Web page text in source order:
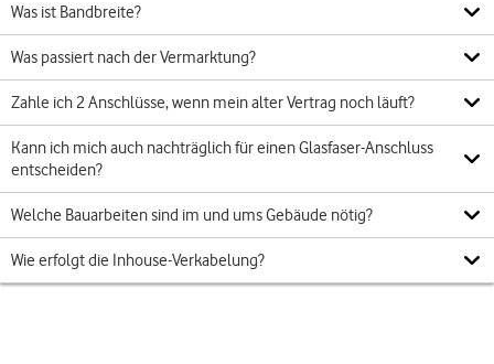
Was ist Bandbreite?
Was passiert nach der Vermarktung?
Zahle ich 2 Anschlüsse, wenn mein alter Vertrag noch läuft?
Kann ich mich auch nachträglich für einen Glasfaser-Anschluss
entscheiden?
Welche Bauarbeiten sind im und ums Gebäude nötig?
Wie erfolgt die Inhouse-Verkabelung?